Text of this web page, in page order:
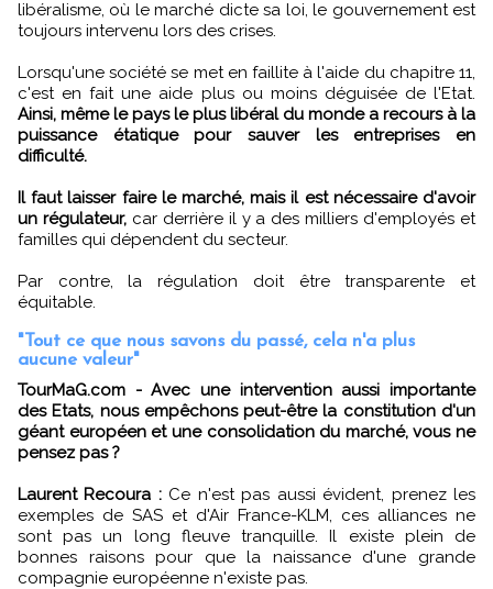
libéralisme, où le marché dicte sa loi, le gouvernement est
toujours intervenu lors des crises.
Lorsqu'une société se met en faillite à l'aide du chapitre 11,
c'est en fait une aide plus ou moins déguisée de l'Etat.
Ainsi, même le pays le plus libéral du monde a recours à la
puissance étatique pour sauver les entreprises en
difficulté.
Il faut laisser faire le marché, mais il est nécessaire d'avoir
un régulateur,car derrière il y a des milliers d'employés et
familles qui dépendent du secteur.
Par contre, la régulation doit être transparente et
équitable.
"Tout ce que nous savons du passé, cela n'a plus
aucune valeur"
TourMaG.com - Avec une intervention aussi importante
des Etats, nous empêchons peut-être la constitution d'un
géant européen et une consolidation du marché, vous ne
pensez pas ?
Laurent Recoura :Ce n'est pas aussi évident, prenez les
exemples de SAS et d'Air France-KLM, ces alliances ne
sont pas un long fleuve tranquille. Il existe plein de
bonnes raisons pour que la naissance d'une grande
compagnie européenne n'existe pas.